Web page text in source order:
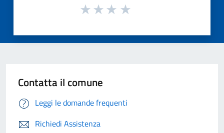
Contatta il comune
Leggi le domande frequenti
Richiedi Assistenza